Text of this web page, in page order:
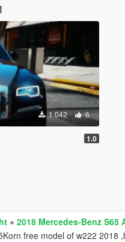
1 042 6
1.0
»2018 Mercedes-Benz S65
free model of w222 2018